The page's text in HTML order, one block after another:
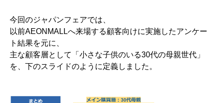
今回のジャパンフェアでは、
以前AEONMALLへ来場する顧客向けに実施したアンケー
ト結果を元に、
主な顧客層として「小さな子供のいる30代の母親世代」
を、下のスライドのように定義しました。